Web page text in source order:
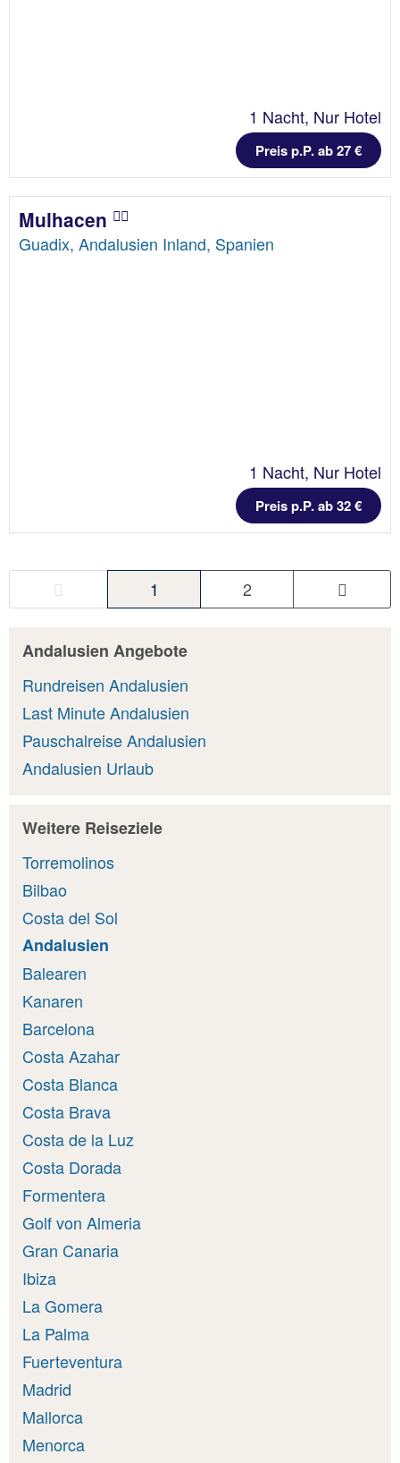
1 Nacht, Nur Hotel
Preis p.P. ab 27 €
Mulhacen
Guadix, Andalusien Inland, Spanien
1 Nacht, Nur Hotel
Preis p.P. ab 32 €
1 2
Andalusien Angebote
Rundreisen Andalusien
Last Minute Andalusien
Pauschalreise Andalusien
Andalusien Urlaub
Weitere Reiseziele
Torremolinos
Bilbao
Costa del Sol
Andalusien
Balearen
Kanaren
Barcelona
Costa Azahar
Costa Blanca
Costa Brava
Costa de la Luz
Costa Dorada
Formentera
Golf von Almeria
Gran Canaria
Ibiza
La Gomera
La Palma
Fuerteventura
Madrid
Mallorca
Menorca